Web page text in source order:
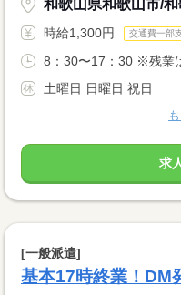
和歌山県和歌山市/和
時給1,300円 交通費一部
8：30〜17：30 ※残業
土曜日 日曜日 祝日
求
[一般派遣]
基本17時終業！DM